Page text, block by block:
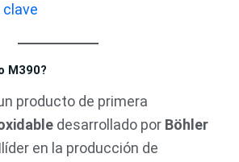
M390?
producto de primera
desarrollado por Böhler
líder en la producción de